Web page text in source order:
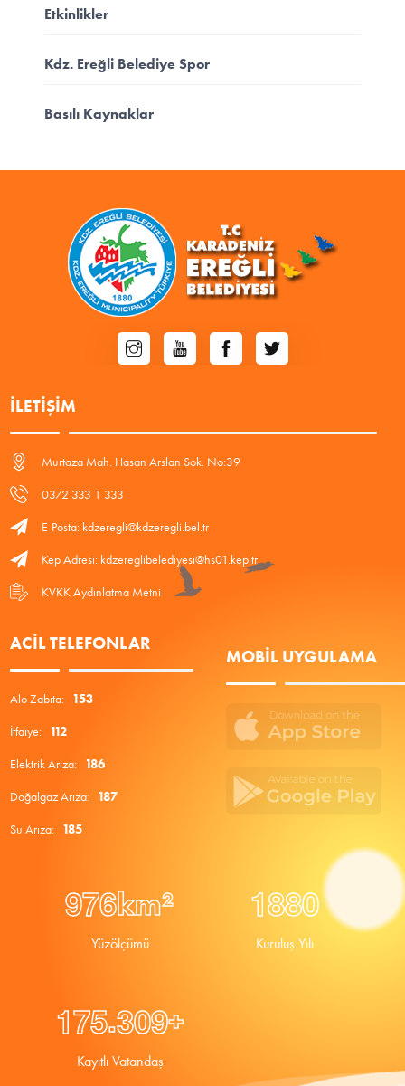
Etkinlikler
Kdz. Ereğli Belediye Spor
Basılı Kaynaklar
İLETIŞIM
Murtaza Mah. Hasan Arslan Sok. No:39
0372 333 1 333
E-Posta: kdzeregli@kdzeregli.bel.tr
Kep Adresi: kdzereglibelediyesi@hs01.kep.tr
KVKK Aydınlatma Metni
ACIL TELEFONLAR
Alo Zabıta: 153
İtfaiye: 112
Elektrik Arıza: 186
Doğalgaz Arıza: 187
Su Arıza: 185
MOBIL UYGULAMA
976km²
Yüzölçümü
1880
Kuruluş Yılı
175.309+
Kayıtlı Vatandaş